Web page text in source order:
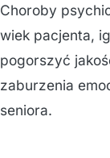
Choroby
wiek pacjenta,
pogorszyć
zaburzenia
seniora.